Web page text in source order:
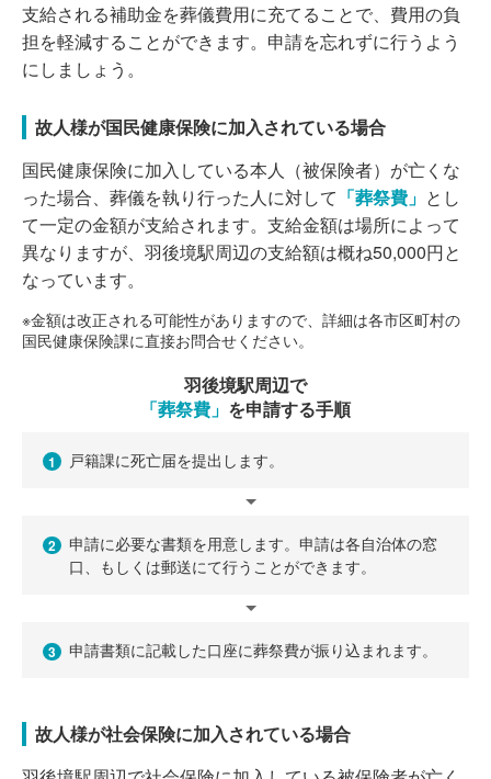
支給される補助金を葬儀費用に充てることで、費用の負
担を軽減することができます。申請を忘れずに行うよう
にしましょう。
故人様が国民健康保険に加入されている場合
国民健康保険に加入している本人（被保険者）が亡くな
った場合、葬儀を執り行った人に対して 「葬祭費」 とし
て一定の金額が支給されます。支給金額は場所によって
異なりますが、羽後境駅周辺の支給額は概ね50,000円と
なっています。
※金額は改正される可能性がありますので、詳細は各市区町村の
国民健康保険課に直接お問合せください。
羽後境駅周辺で
「葬祭費」 を申請する手順
1 戸籍課に死亡届を提出します。
2
申請に必要な書類を用意します。申請は各自治体の窓
口、もしくは郵送にて行うことができます。
3 申請書類に記載した口座に葬祭費が振り込まれます。
故人様が社会保険に加入されている場合